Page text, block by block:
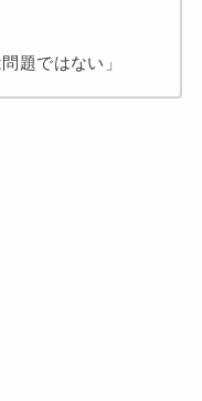
題ではない」